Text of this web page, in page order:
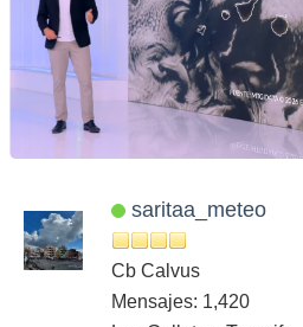
saritaa_meteo
Cb Calvus
Mensajes: 1,420